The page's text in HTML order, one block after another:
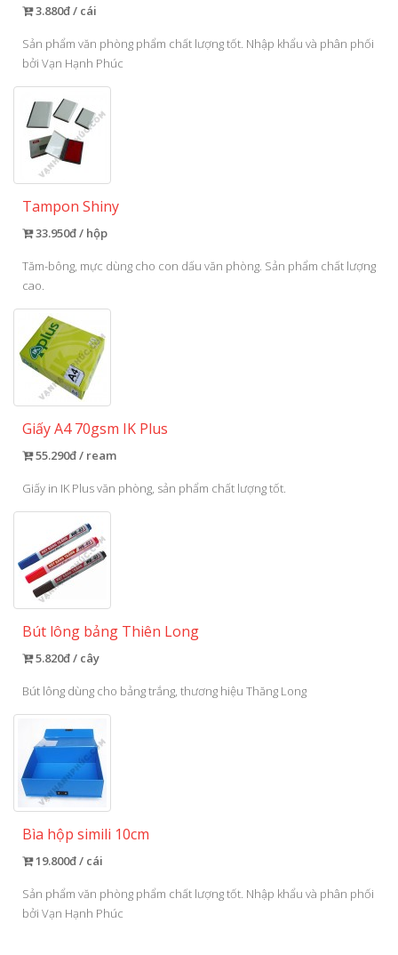
3.880đ / cái
Sản phẩm văn phòng phẩm chất lượng tốt. Nhập khẩu và phân phối
bởi Vạn Hạnh Phúc
Tampon Shiny
33.950đ / hộp
Tăm-bông, mực dùng cho con dấu văn phòng. Sản phẩm chất lượng
cao.
Giấy A4 70gsm IK Plus
55.290đ / ream
Giấy in IK Plus văn phòng, sản phẩm chất lượng tốt.
Bút lông bảng Thiên Long
5.820đ / cây
Bút lông dùng cho bảng trắng, thương hiệu Thăng Long
Bìa hộp simili 10cm
19.800đ / cái
Sản phẩm văn phòng phẩm chất lượng tốt. Nhập khẩu và phân phối
bởi Vạn Hạnh Phúc